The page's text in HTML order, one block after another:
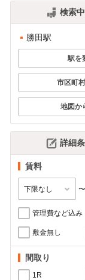
検索
勝田駅
駅を
市区町
地図か
詳細
賃料
〜
管理費など込み
敷金無し
間取り
1R